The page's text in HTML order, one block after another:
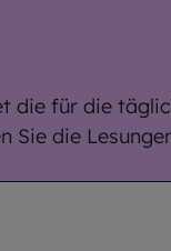
die für die
Sie die